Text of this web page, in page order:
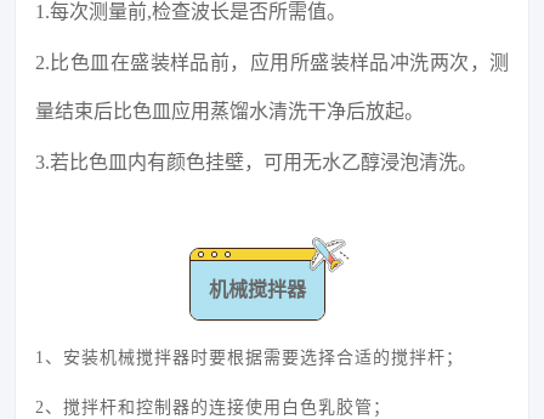
1.每次测量前,检查波长是否所需值。
2.比色皿在盛装样品前，应用所盛装样品冲洗两次，测
量结束后比色皿应用蒸馏水清洗干净后放起。
3.若比色皿内有颜色挂壁，可用无水乙醇浸泡清洗。
机械搅拌器
1、安装机械搅拌器时要根据需要选择合适的搅拌杆；
2、搅拌杆和控制器的连接使用白色乳胶管；